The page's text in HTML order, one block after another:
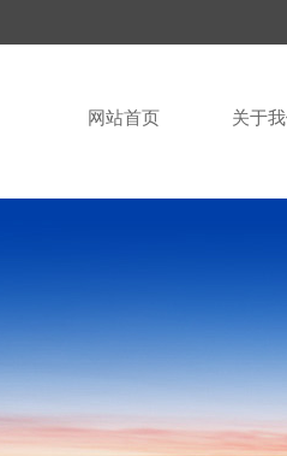
网站首页 关于